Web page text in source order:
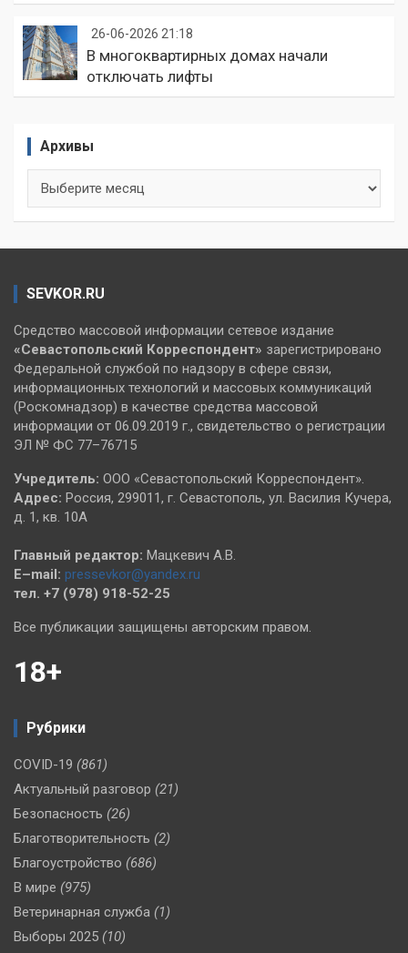
26-06-2026 21:18
В многоквартирных домах начали
отключать лифты
Архивы
SEVKOR.RU
Средство массовой информации сетевое издание
«Севастопольский Корреспондент» зарегистрировано
Федеральной службой по надзору в сфере связи,
информационных технологий и массовых коммуникаций
(Роскомнадзор) в качестве средства массовой
информации от 06.09.2019 г., свидетельство о регистрации
ЭЛ № ФС 77–76715
Учредитель: ООО «Севастопольский Корреспондент».
Адрес: Россия, 299011, г. Севастополь, ул. Василия Кучера,
д. 1, кв. 10А
Главный редактор: Мацкевич А.В.
E–mail: pressevkor@yandex.ru
тел. +7 (978) 918-52-25
Все публикации защищены авторским правом.
18+
Рубрики
COVID-19 (861)
Актуальный разговор (21)
Безопасность (26)
Благотворительность (2)
Благоустройство (686)
В мире (975)
Ветеринарная служба (1)
Выборы 2025 (10)